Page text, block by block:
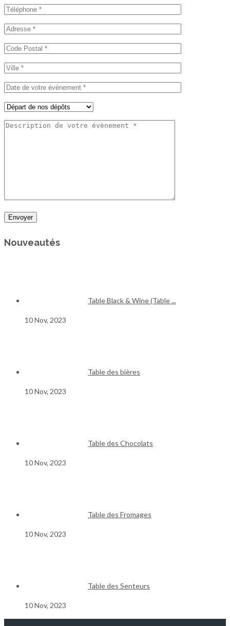
Nouveautés
Table Black & Wine (Table ...
10 Nov, 2023
Table des bières
10 Nov, 2023
Table des Chocolats
10 Nov, 2023
Table des Fromages
10 Nov, 2023
Table des Senteurs
10 Nov, 2023